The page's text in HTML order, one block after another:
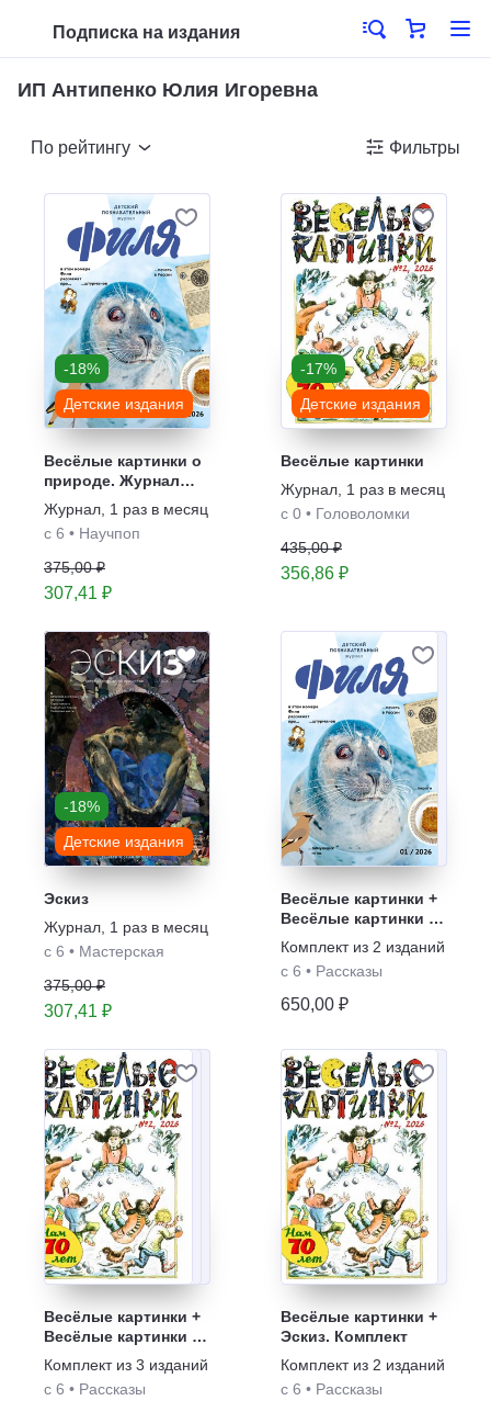
Подписка на издания
ИП Антипенко Юлия Игоревна
По рейтингу Фильтры
-18%
Детские издания
Весёлые картинки о
природе. Журнал
для детей "Филя"
Журнал 1 раз в месяц
с 6 • Научпоп
375,00 ₽
307,41 ₽
-17%
Детские издания
Весёлые картинки
Журнал 1 раз в месяц
с 0 • Головоломки
435,00 ₽
356,86 ₽
-18%
Детские издания
Эскиз
Журнал 1 раз в месяц
с 6 • Мастерская
375,00 ₽
307,41 ₽
Весёлые картинки +
Весёлые картинки о
природе. Журнал
для детей "Филя".
Комплект
Комплект из 2 изданий
с 6 • Рассказы
650,00 ₽
Весёлые картинки +
Весёлые картинки о
природе. Журнал
для детей "Филя" +
Эскиз. Комплект
Комплект из 3 изданий
с 6 • Рассказы
Весёлые картинки +
Эскиз. Комплект
Комплект из 2 изданий
с 6 • Рассказы